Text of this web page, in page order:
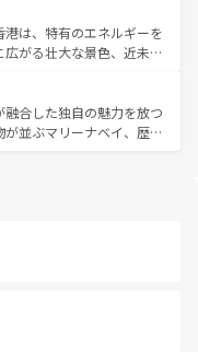
ナムコーヒーなどは、ぜ
訪れてもあたたかい人々
っと忘れられない旅にな
チェンマイなどの山岳地
ーケットやクラビの美し
ことができる。タイ料理
の季節にも異なる楽しみ
の人々、仏教を中心とし
、訪れる旅人を魅了し続
は、特有のエネルギーを
がる壮大な景色、近未来
。観光スポットが密集し
るのも魅力。息をのむよ
香港を存分に楽しみ尽く
合した独自の魅力を放つ
並ぶマリーナベイ、歴史
しめる外せないスポット